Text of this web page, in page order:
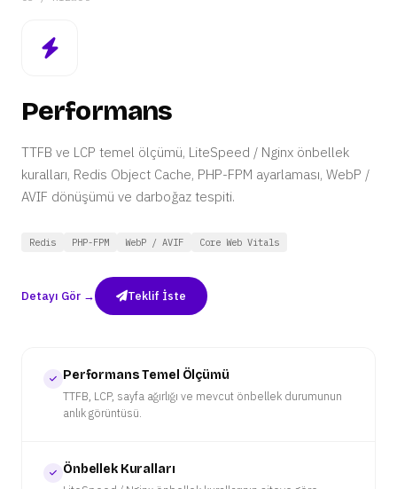
Performans
TTFB ve LCP temel ölçümü, LiteSpeed / Nginx önbellek
kuralları, Redis Object Cache, PHP-FPM ayarlaması, WebP /
AVIF dönüşümü ve darboğaz tespiti.
Redis PHP-FPM WebP / AVIF Core Web Vitals
Detayı Gör → Teklif İste
Performans Temel Ölçümü
TTFB, LCP, sayfa ağırlığı ve mevcut önbellek durumunun
anlık görüntüsü.
Önbellek Kuralları